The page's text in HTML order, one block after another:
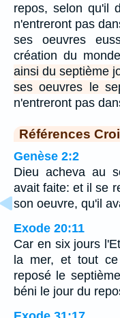
repos, selon qu'il
n'entreront pas
ses oeuvres
création du
ainsi du septième
ses oeuvres le
n'entreront pas
Références
Genèse 2:2
Dieu acheva au
avait faite: et il se
son oeuvre, qu'il
Exode 20:11
Car en six jours
la mer, et tout
reposé le
béni le jour du